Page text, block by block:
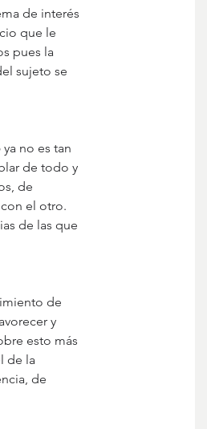
de interés
que le
pues la
sujeto se
ya no es tan
de todo y
de
el otro.
de las que
de
y
esto más
de la
de